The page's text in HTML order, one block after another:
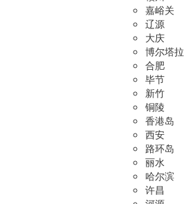
嘉峪关
辽源
大庆
博尔塔拉
合肥
毕节
新竹
铜陵
香港岛
西安
路环岛
丽水
哈尔滨
许昌